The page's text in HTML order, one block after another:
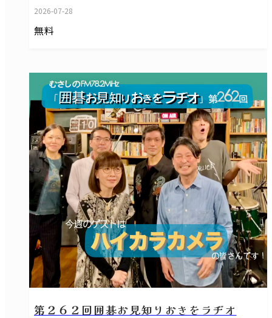
2026-07-28
無料
第２６２回囲碁お見知りおきをラヂオ